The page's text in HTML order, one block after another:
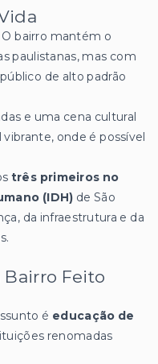
bairro mantém o
paulistanas, mas com
de alto padrão
e uma cena cultural
onde é possível
três primeiros no
(IDH) de São
da infraestrutura e da
Bairro Feito
é educação de
renomadas